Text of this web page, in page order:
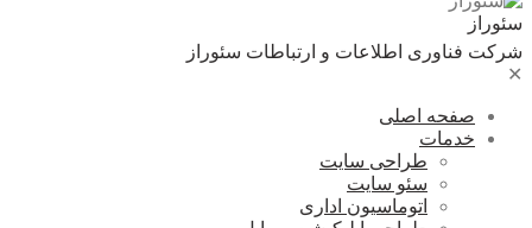
سئوراز
شرکت فناوری اطلاعات و ارتباطات سئوراز
✕
صفحه اصلی
خدمات
طراحی سایت
سئو سایت
اتوماسیون اداری